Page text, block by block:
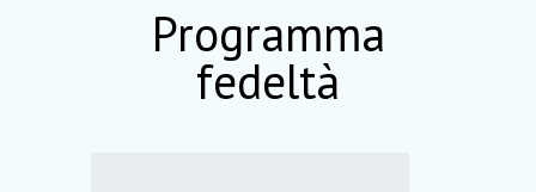
Programma
fedeltà